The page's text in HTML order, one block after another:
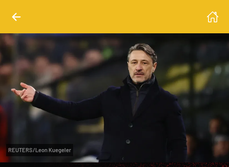
REUTERS/Leon Kuegeler